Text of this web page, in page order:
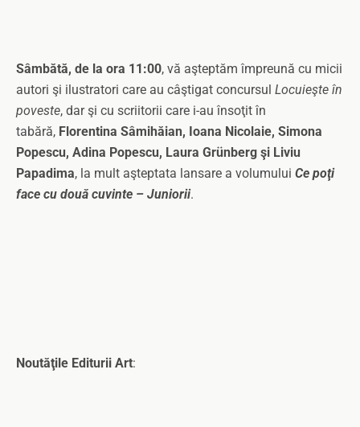
Sâmbătă, de la ora 11:00, vă aşteptăm împreună cu micii
autori şi ilustratori care au câştigat concursul Locuieşte în
poveste, dar şi cu scriitorii care i-au însoţit în
tabără, Florentina Sâmihăian, Ioana Nicolaie, Simona
Popescu, Adina Popescu, Laura Grünberg şi Liviu
Papadima, la mult aşteptata lansare a volumului Ce poţi
face cu două cuvinte – Juniorii.
Noutăţile Editurii Art: